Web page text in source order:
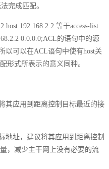
完成匹配。
host 192.168.2.2 等于access-list
0.0.0.0;ACL的语句中的源
以可以在ACL语句中使有host关
形式所表示的意义同种。
其应用到距离控制目标最近的接
地址，建议将其应用到距离控制
，减少主干网上没有必要的流